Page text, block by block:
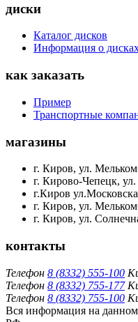
диски
Каталог дисков
Информация о
как заказать
Пример
Транспортные
магазины
г. Киров, ул.
г. Кирово-Чепецк,
г.Киров
г. Киров, ул.
г. Киров, ул.
контакты
Телефон 8 (8332) 555-100
Телефон 8 (8332) 755-177
Телефон 8 (8332) 755-100
Вся информация на